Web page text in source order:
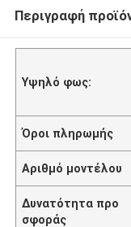
Περιγραφή
Υψηλό φως:
Όροι πληρωμής
Αριθμό μοντέλου
Δυνατότητα προ
σφοράς